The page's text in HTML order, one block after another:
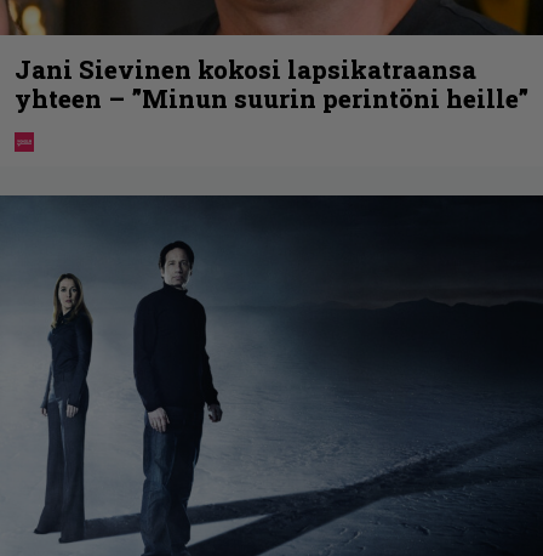
Jani Sievinen kokosi lapsikatraansa
yhteen – ”Minun suurin perintöni heille”